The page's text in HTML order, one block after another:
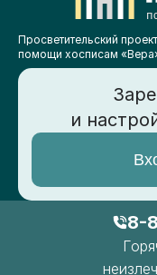
Просветительский
помощи хосписам
и
8-